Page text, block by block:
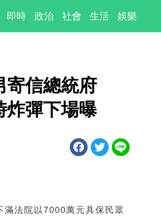
即時 政治 社會 生活 娛樂
寄信總統府
炸彈下場曝
法院以7000萬元具保民眾